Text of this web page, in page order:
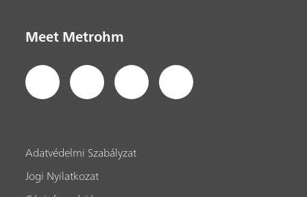
Meet Metrohm
Adatvédelmi Szabályzat
Jogi Nyilatkozat